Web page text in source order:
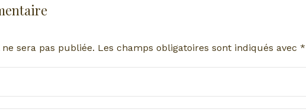
sera pas publiée. Les champs obligatoires sont indiqués avec *